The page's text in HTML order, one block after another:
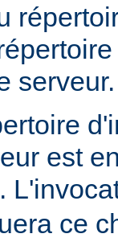
serveur.
est
.
ce